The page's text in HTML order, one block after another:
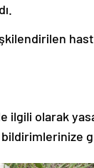
ilgili olarak